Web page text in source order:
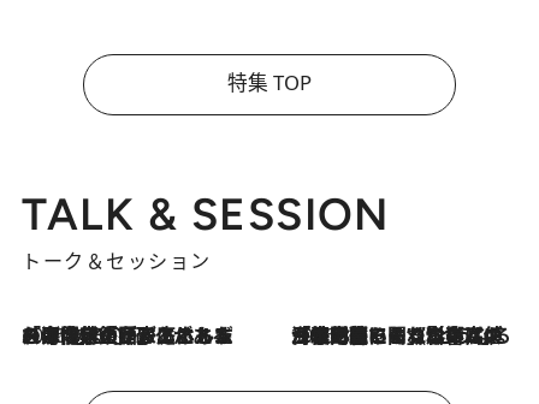
特集 TOP
TALK & SESSION
トーク＆セッション
2026.8.3
「今後値上げがあるとすれば…」「リスクがあるのは今年の冬」エネルギー専門家が語る、ホルムズ海峡封鎖が家庭にもたらす“ある心配” 2026.8.3
「住宅建てられない…」「サーチャージ料の高値が続いている」ホルムズ海峡封鎖による影響はいつまで続く？《エネルギー専門家に聞く“どうなる日本の暮らし”》